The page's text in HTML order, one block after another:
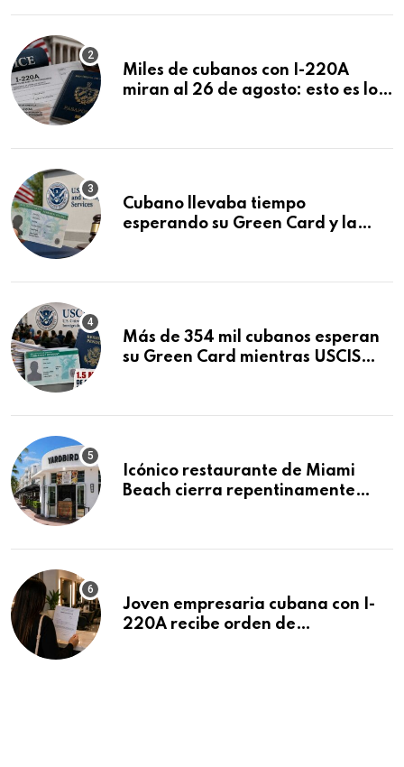
Miles de cubanos con I-220A
miran al 26 de agosto: esto es lo
Cubano llevaba tiempo
esperando su Green Card y la
Más de 354 mil cubanos esperan
su Green Card mientras USCIS
Icónico restaurante de Miami
Beach cierra repentinamente
Joven empresaria cubana con I-
220A recibe orden de